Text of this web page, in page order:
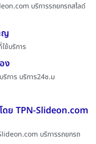
บริการรถยกรถสไลด์
ญ
ช้บริการ
ง
การ บริการ24ช.ม
ดย TPN-Slideon.com
บริการรถยกรถ